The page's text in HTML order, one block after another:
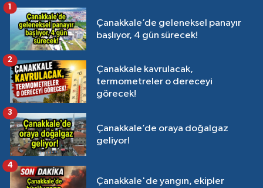
Çanakkale’de geleneksel panayır
başlıyor, 4 gün sürecek!
Çanakkale kavrulacak,
termometreler o dereceyi
görecek!
2
Çanakkale’de oraya doğalgaz
geliyor!
3
Çanakkale'de yangın, ekipler
4